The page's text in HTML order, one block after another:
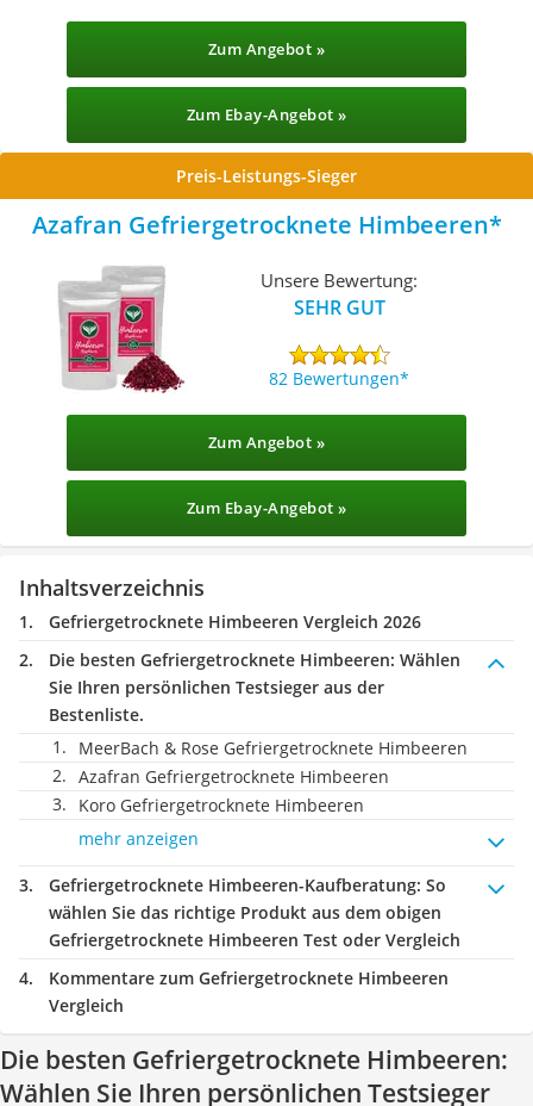
Zum Angebot »
Zum Ebay-Angebot »
Preis-Leistungs-Sieger
Azafran Gefriergetrocknete Himbeeren
Unsere Bewertung:
SEHR GUT
82 Bewertungen
Zum Angebot »
Zum Ebay-Angebot »
Inhaltsverzeichnis
Gefriergetrocknete Himbeeren Vergleich 2026
Die besten Gefriergetrocknete Himbeeren: Wählen
Sie Ihren persönlichen Testsieger aus der
Bestenliste.
MeerBach & Rose Gefriergetrocknete Himbeeren
Azafran Gefriergetrocknete Himbeeren
Koro Gefriergetrocknete Himbeeren
mehr anzeigen
Gefriergetrocknete Himbeeren-Kaufberatung: So
wählen Sie das richtige Produkt aus dem obigen
Gefriergetrocknete Himbeeren Test oder Vergleich
Kommentare zum Gefriergetrocknete Himbeeren
Vergleich
Die besten Gefriergetrocknete Himbeeren:
Wählen Sie Ihren persönlichen Testsieger